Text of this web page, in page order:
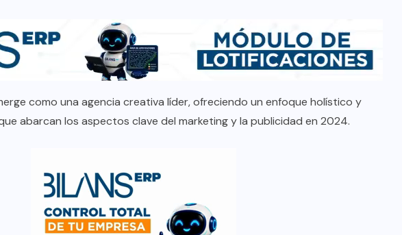
como una agencia creativa líder, ofreciendo un enfoque holístico y
abarcan los aspectos clave del marketing y la publicidad en 2024.